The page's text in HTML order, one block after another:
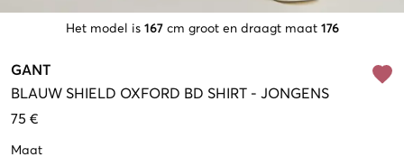
Het model is 167 cm groot en draagt maat 176
GANT
BLAUW SHIELD OXFORD BD SHIRT - JONGENS
75 €
Maat